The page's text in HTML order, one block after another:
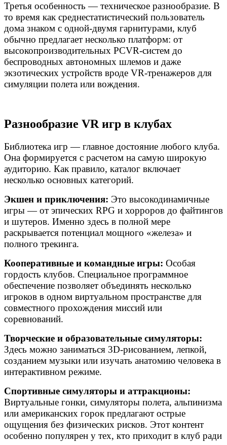
Третья особенность — техническое разнообразие. В
то время как среднестатистический пользователь
дома знаком с одной-двумя гарнитурами, клуб
обычно предлагает несколько платформ: от
высокопроизводительных PCVR-систем до
беспроводных автономных шлемов и даже
экзотических устройств вроде VR-тренажеров для
симуляции полета или вождения.
Разнообразие VR игр в клубах
Библиотека игр — главное достояние любого клуба.
Она формируется с расчетом на самую широкую
аудиторию. Как правило, каталог включает
несколько основных категорий.
Экшен и приключения: Это высокодинамичные
игры — от эпических RPG и хорроров до файтингов
и шутеров. Именно здесь в полной мере
раскрывается потенциал мощного «железа» и
полного трекинга.
Кооперативные и командные игры: Особая
гордость клубов. Специальное программное
обеспечение позволяет объединять несколько
игроков в одном виртуальном пространстве для
совместного прохождения миссий или
соревнований.
Творческие и образовательные симуляторы:
Здесь можно заниматься 3D-рисованием, лепкой,
созданием музыки или изучать анатомию человека в
интерактивном режиме.
Спортивные симуляторы и аттракционы:
Виртуальные гонки, симуляторы полета, альпинизма
или американских горок предлагают острые
ощущения без физических рисков. Этот контент
особенно популярен у тех, кто приходит в клуб ради